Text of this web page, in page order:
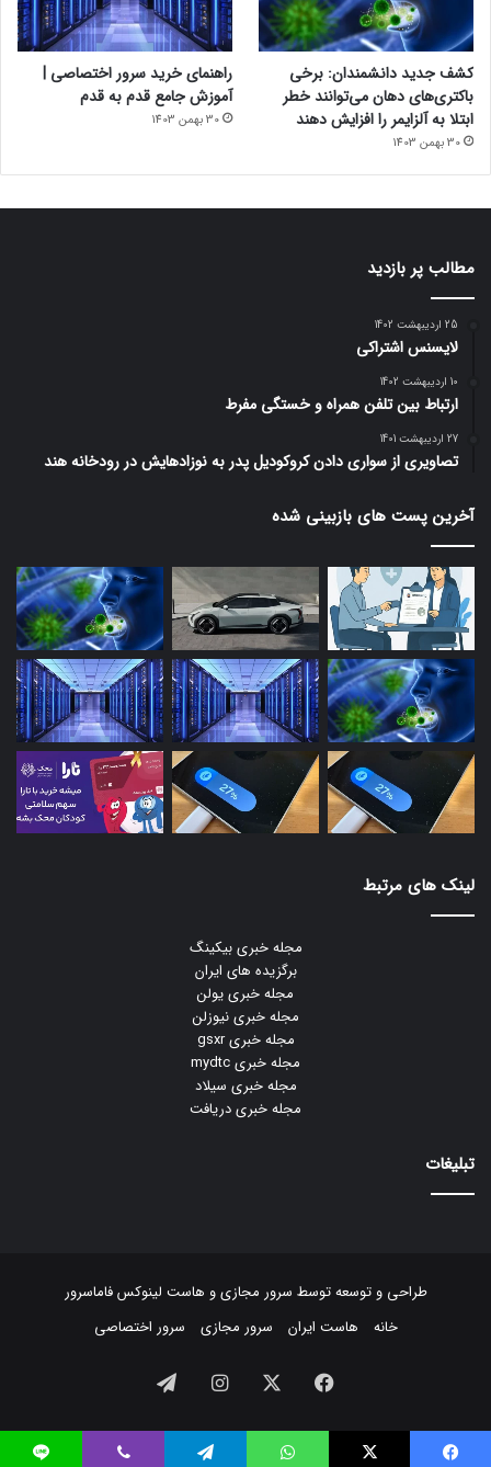
کشف جدید دانشمندان: برخی
باکتری‌های دهان می‌توانند خطر
ابتلا به آلزایمر را افزایش دهند
30 بهمن 1403
راهنمای خرید سرور اختصاصی |
آموزش جامع قدم به قدم
30 بهمن 1403
مطالب پر بازدید
25 اردیبهشت 1402
لایسنس اشتراکی
10 اردیبهشت 1402
ارتباط بین تلفن همراه و خستگی مفرط
27 اردیبهشت 1401
تصاویری از سواری دادن کروکودیل پدر به نوزادهایش در رودخانه هند
آخرین پست های بازبینی شده
لینک های مرتبط
مجله خبری بیکینگ
برگزیده های ایران
مجله خبری یولن
مجله خبری نیوزلن
مجله خبری gsxr
مجله خبری mydtc
مجله خبری سیلاد
مجله خبری دریافت
تبلیغات
طراحی و توسعه توسط سرور مجازیو هاست لینوکسفاماسرور
خانه
هاست ایران سرور مجازی سرور اختصاصی
فیسبوک ایکس اینستاگرام